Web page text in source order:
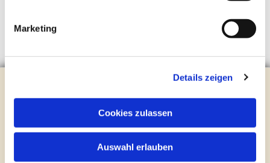
Marketing
Details zeigen
Cookies zulassen
Auswahl erlauben
Evangelische Kirchengemeinde Steinhagen
Brockhagener Straße 28 | 33803 Steinhagen
0 52 04 / 36 28
Mail:gemeindeamt@kirche-steinhagen.de
Newsletter abonnieren